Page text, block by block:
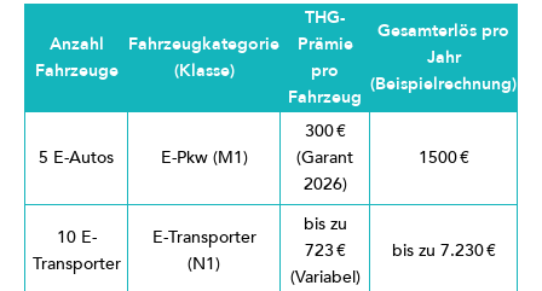
Anzahl
Fahrzeuge
Fahrzeugkategorie
(Klasse)
THG-
Prämie
pro
Fahrzeug
Gesamterlös pro
Jahr
(Beispielrechnung)
5 E-Autos E-Pkw (M1)
300 €
(Garant
2026)
1500 €
10 E-
Transporter
E-Transporter
(N1)
bis zu
723 €
(Variabel)
bis zu 7.230 €